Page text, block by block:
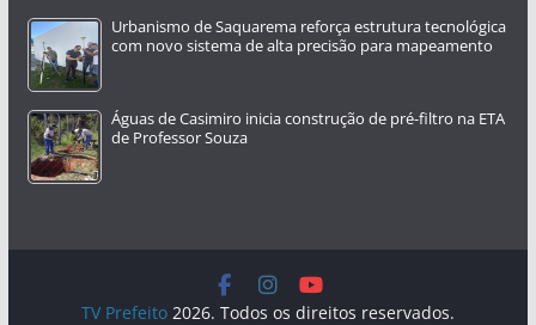
Urbanismo de Saquarema reforça estrutura tecnológica
com novo sistema de alta precisão para mapeamento
Águas de Casimiro inicia construção de pré-filtro na ETA
de Professor Souza
TV Prefeito2026. Todos os direitos reservados.